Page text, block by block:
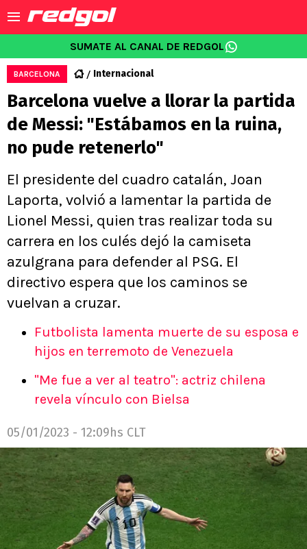
SUMATE AL CANAL DE REDGOL
BARCELONA Internacional
Barcelona vuelve a llorar la partida
de Messi: "Estábamos en la ruina,
no pude retenerlo"
El presidente del cuadro catalán, Joan
Laporta, volvió a lamentar la partida de
Lionel Messi, quien tras realizar toda su
carrera en los culés dejó la camiseta
azulgrana para defender al PSG. El
directivo espera que los caminos se
vuelvan a cruzar.
Futbolista lamenta muerte de su esposa e
hijos en terremoto de Venezuela
"Me fue a ver al teatro": actriz chilena
revela vínculo con Bielsa
05/01/2023 - 12:09hs CLT